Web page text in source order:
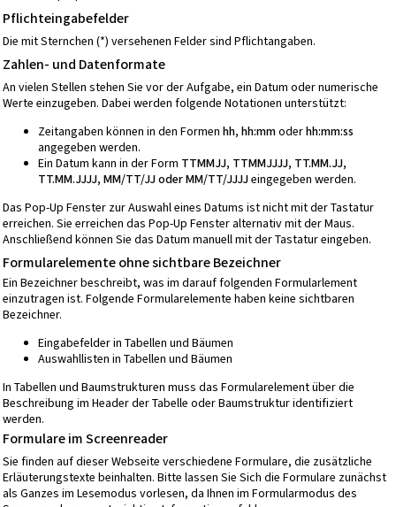
Pflichteingabefelder
Die mit Sternchen (*) versehenen Felder sind Pflichtangaben.
Zahlen- und Datenformate
An vielen Stellen stehen Sie vor der Aufgabe, ein Datum oder numerische
Werte einzugeben. Dabei werden folgende Notationen unterstützt:
Zeitangaben können in den Formen hh, hh:mmoderhh:mm:ss
angegeben werden.
Ein Datum kann in der Form TTMMJJ, TTMMJJJJ, TT.MM.JJ,
TT.MM.JJJJ, MM/TT/JJ oder MM/TT/JJJJeingegeben werden.
Das Pop-Up Fenster zur Auswahl eines Datums ist nicht mit der Tastatur
erreichen. Sie erreichen das Pop-Up Fenster alternativ mit der Maus.
Anschließend können Sie das Datum manuell mit der Tastatur eingeben.
Formularelemente ohne sichtbare Bezeichner
Ein Bezeichner beschreibt, was im darauf folgenden Formularlement
einzutragen ist. Folgende Formularelemente haben keine sichtbaren
Bezeichner.
Eingabefelder in Tabellen und Bäumen
Auswahllisten in Tabellen und Bäumen
In Tabellen und Baumstrukturen muss das Formularelement über die
Beschreibung im Header der Tabelle oder Baumstruktur identifiziert
werden.
Formulare im Screenreader
Sie finden auf dieser Webseite verschiedene Formulare, die zusätzliche
Erläuterungstexte beinhalten. Bitte lassen Sie Sich die Formulare zunächst
als Ganzes im Lesemodus vorlesen, da Ihnen im Formularmodus des